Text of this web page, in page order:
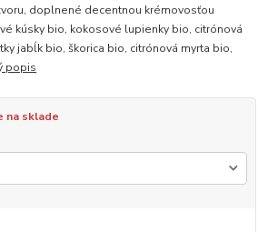
doplnené decentnou krémovosťou
kúsky bio, kokosové lupienky bio, citrónová
jabĺk bio, škorica bio, citrónová myrta bio,
popis
na sklade